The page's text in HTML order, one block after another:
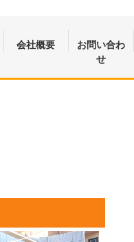
会社概要
お問い合わ
せ